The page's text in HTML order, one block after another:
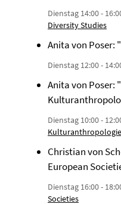
Dienstag 14:00 -
Diversity Studies
Anita von Poser:
Dienstag 12:00 -
Anita von Poser:
Dienstag 10:00 -
Kulturanthropologie
Christian von
European
Dienstag 16:00 -
Societies